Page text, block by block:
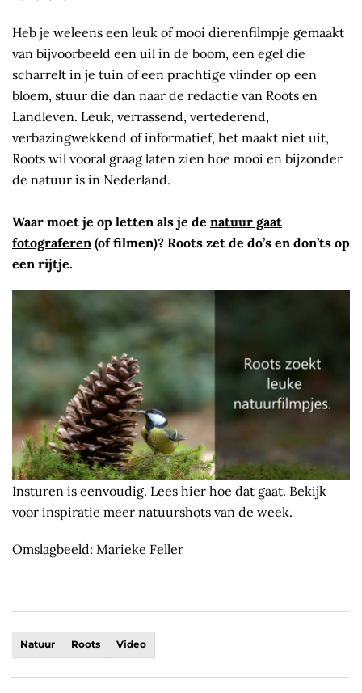
Heb je weleens een leuk of mooi dierenfilmpje gemaakt
van bijvoorbeeld een uil in de boom, een egel die
scharrelt in je tuin of een prachtige vlinder op een
bloem, stuur die dan naar de redactie van Roots en
Landleven. Leuk, verrassend, vertederend,
verbazingwekkend of informatief, het maakt niet uit,
Roots wil vooral graag laten zien hoe mooi en bijzonder
de natuur is in Nederland.
Waar moet je op letten als je de natuur gaat
fotograferen (of filmen)? Roots zet de do’s en don’ts op
een rijtje.
Insturen is eenvoudig. Lees hier hoe dat gaat. Bekijk
voor inspiratie meer natuurshots van de week.
Omslagbeeld: Marieke Feller
Natuur Roots Video